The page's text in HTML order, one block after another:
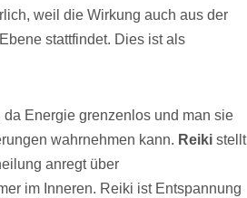
weil die Wirkung auch aus der
stattfindet. Dies ist als
Energie grenzenlos und man sie
wahrnehmen kann. Reiki stellt
anregt über
im Inneren. Reiki ist Entspannung